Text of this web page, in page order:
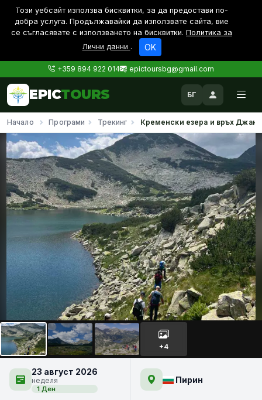
Този уебсайт използва бисквитки, за да предостави по-
дoбра услуга. Продължавайки да използвате сайта, вие
се съгласявате с използването на бисквитки. Политика за
Лични данни . OK
+359 894 922 014 epictoursbg@gmail.com
EPICTOURS БГ
Начало Програми Трекинг Кременски езера и връх Джано
Кременски езера и връх
Джано
+4
23 август 2026
неделя
1 Ден
Пирин